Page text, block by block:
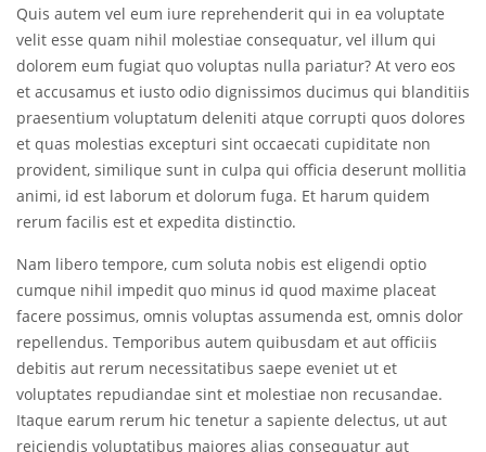
Quis autem vel eum iure reprehenderit qui in ea voluptate
velit esse quam nihil molestiae consequatur, vel illum qui
dolorem eum fugiat quo voluptas nulla pariatur? At vero eos
et accusamus et iusto odio dignissimos ducimus qui blanditiis
praesentium voluptatum deleniti atque corrupti quos dolores
et quas molestias excepturi sint occaecati cupiditate non
provident, similique sunt in culpa qui officia deserunt mollitia
animi, id est laborum et dolorum fuga. Et harum quidem
rerum facilis est et expedita distinctio.
Nam libero tempore, cum soluta nobis est eligendi optio
cumque nihil impedit quo minus id quod maxime placeat
facere possimus, omnis voluptas assumenda est, omnis dolor
repellendus. Temporibus autem quibusdam et aut officiis
debitis aut rerum necessitatibus saepe eveniet ut et
voluptates repudiandae sint et molestiae non recusandae.
Itaque earum rerum hic tenetur a sapiente delectus, ut aut
reiciendis voluptatibus maiores alias consequatur aut